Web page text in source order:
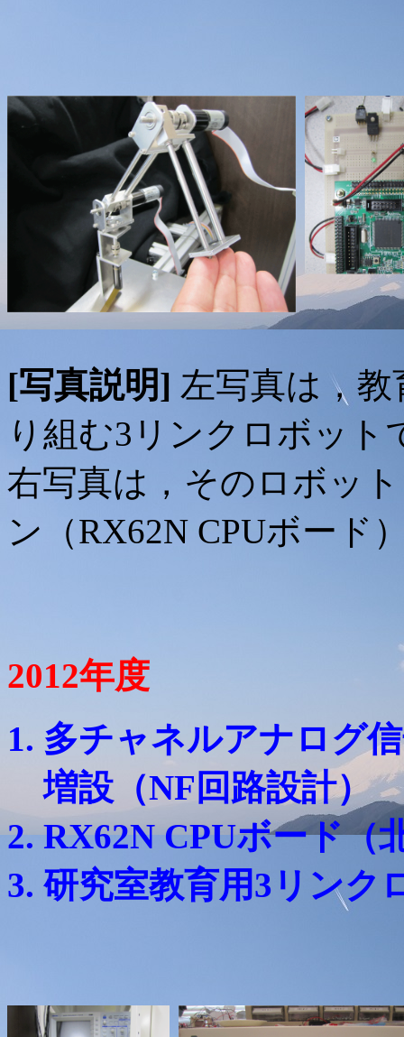
[写真説明] 左写真は，
り組む3リンクロボット
右写真は，そのロボッ
ン（RX62N CPUボード
2012年度
多チャネルアナログ
増設（NF回路設計）
RX62N CPUボード（
研究室教育用3リンク